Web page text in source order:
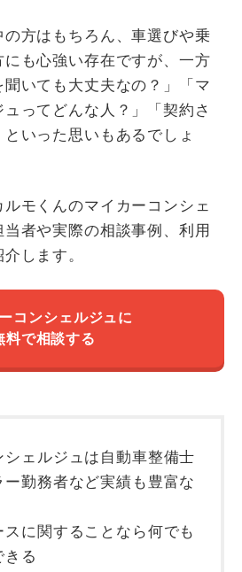
方はもちろん、車選びや乗
にも心強い存在ですが、一方
いても大丈夫なの？」「マ
ってどんな人？」「契約さ
いった思いもあるでしょ
モくんのマイカーコンシェ
者や実際の相談事例、利用
します。
コンシェルジュに
料で相談する
シェルジュは自動車整備士
勤務者など実績も豊富な
に関することなら何でも
きる